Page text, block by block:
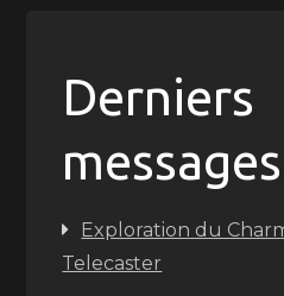
Derniers
messages
Exploration du
Telecaster